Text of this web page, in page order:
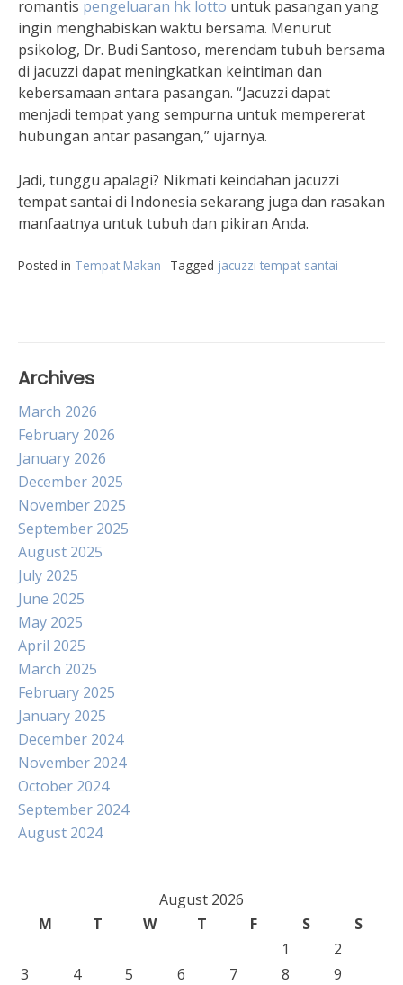
romantis pengeluaran hk lotto untuk pasangan yang
ingin menghabiskan waktu bersama. Menurut
psikolog, Dr. Budi Santoso, merendam tubuh bersama
di jacuzzi dapat meningkatkan keintiman dan
kebersamaan antara pasangan. “Jacuzzi dapat
menjadi tempat yang sempurna untuk mempererat
hubungan antar pasangan,” ujarnya.
Jadi, tunggu apalagi? Nikmati keindahan jacuzzi
tempat santai di Indonesia sekarang juga dan rasakan
manfaatnya untuk tubuh dan pikiran Anda.
Posted in Tempat Makan Tagged jacuzzi tempat santai
Archives
March 2026
February 2026
January 2026
December 2025
November 2025
September 2025
August 2025
July 2025
June 2025
May 2025
April 2025
March 2025
February 2025
January 2025
December 2024
November 2024
October 2024
September 2024
August 2024
August 2026
M
T W T F S
S
1
2
3
4 5 6 7 8
9